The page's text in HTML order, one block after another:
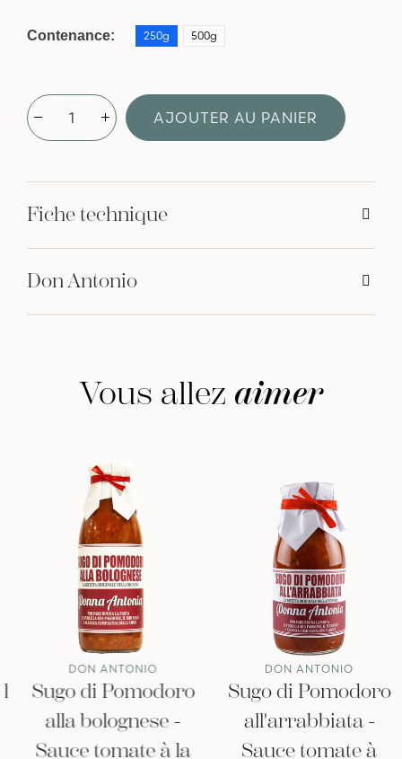
Contenance 250g 500g
AJOUTER AU PANIER
Fiche technique
Don Antonio
Vous allez aimer
DON ANTONIO
Sugo di Pomodoro
alla bolognese -
Sauce tomate à la
DON ANTONIO
Sugo di Pomodoro
all'arrabbiata -
Sauce tomate à